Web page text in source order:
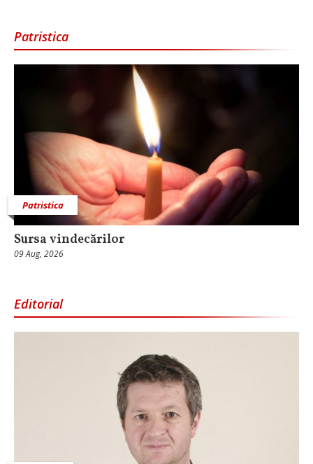
Patristica
Patristica
Sursa vindecărilor
09 Aug, 2026
Editorial